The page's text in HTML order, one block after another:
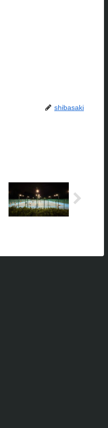
shibasaki